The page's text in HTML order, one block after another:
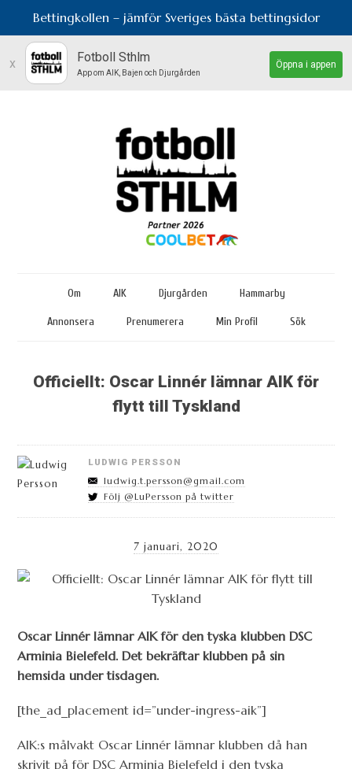
Bettingkollen – jämför Sveriges bästa bettingsidor
x Fotboll Sthlm
App om AIK, Bajen och Djurgården
Öppna i appen
Om AIK Djurgården Hammarby
Annonsera Prenumerera Min Profil Sök
Officiellt: Oscar Linnér lämnar AIK för
flytt till Tyskland
LUDWIG PERSSON
ludwig.t.persson@gmail.com
Följ @LuPersson på twitter
7 januari, 2020
Oscar Linnér lämnar AIK för den tyska klubben DSC
Arminia Bielefeld. Det bekräftar klubben på sin
hemsida under tisdagen.
[the_ad_placement id=”under-ingress-aik”]
AIK:s målvakt Oscar Linnér lämnar klubben då han
skrivit på för DSC Arminia Bielefeld i den tyska